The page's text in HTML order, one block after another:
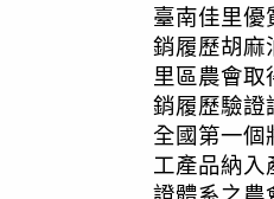
臺南佳里優
銷履歷胡麻
里區農會取
銷履歷驗證
全國第一個
工產品納入